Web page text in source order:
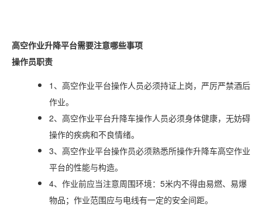
高空作业升降平台需要注意哪些事项
操作员职责
1、高空作业平台操作人员必须持证上岗，严厉严禁酒后
作业。
2、高空作业平台升降车操作人员必须身体健康，无妨碍
操作的疾病和不良情绪。
3、高空作业平台操作员必须熟悉所操作升降车高空作业
平台的性能与构造。
4、作业前应当注意周围环境：5米内不得由易燃、易爆
物品；作业范围应与电线有一定的安全间距。